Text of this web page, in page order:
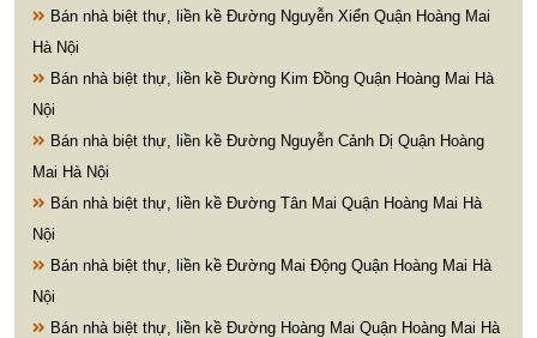
Bán nhà biệt thự, liền kề Đường Nguyễn Xiển Quận Hoàng Mai
Hà Nội
Bán nhà biệt thự, liền kề Đường Kim Đồng Quận Hoàng Mai Hà
Nội
Bán nhà biệt thự, liền kề Đường Nguyễn Cảnh Dị Quận Hoàng
Mai Hà Nội
Bán nhà biệt thự, liền kề Đường Tân Mai Quận Hoàng Mai Hà
Nội
Bán nhà biệt thự, liền kề Đường Mai Động Quận Hoàng Mai Hà
Nội
Bán nhà biệt thự, liền kề Đường Hoàng Mai Quận Hoàng Mai Hà